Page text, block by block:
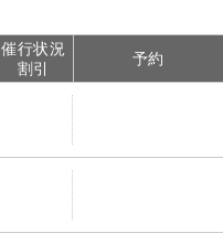
催行状況
割引
予約